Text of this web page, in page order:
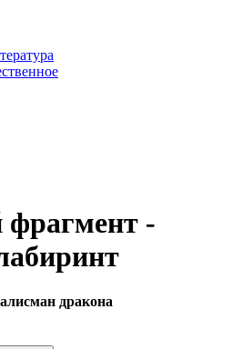
фрагмент -
дракона